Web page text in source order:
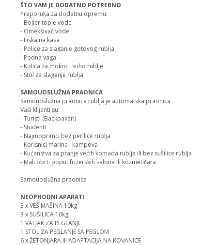
ŠTO VAM JE DODATNO POTREBNO
Preporuka za dodatnu opremu:
- Bojler tople vode
- Omekšivač vode
- Fiskalna kasa
- Police za slaganje gotovog rublja
- Podna vaga
- Kolica za mokro i suho rublje
- Stol za slaganje rublja
SAMOUOSLUŽNA PRAONICA
Samouoslužna praonica rublja je automatska praonica
Vaši klijenti su:
- Turisti (Backpakeri)
- Studenti
- Najmoprimci bez perilice rublja
- Korisnici marina i kampova
- Kućanstva za pranje većih komada rublja ili bez sušilice rublja
- Mali obrti poput frizerskih salona ili kozmetičara
Samouoslužna praonica
NEOPHODNI APARATI
3 x VEŠ MAŠINA 10kg
3 x SUŠILICA 10kg
1 VALJAK ZA PEGLANJE
1 STOL ZA PEGLANJE SA PEGLOM
6 x ŽETONJARA ili ADAPTACIJA NA KOVANICE